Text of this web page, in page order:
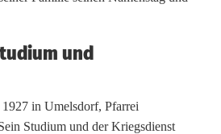
und
in Umelsdorf, Pfarrei
Studium und der Kriegsdienst